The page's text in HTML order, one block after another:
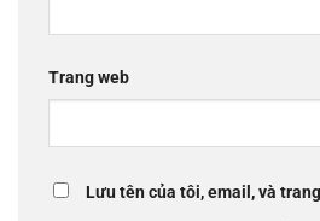
Trang web
Lưu tên của tôi, email, và